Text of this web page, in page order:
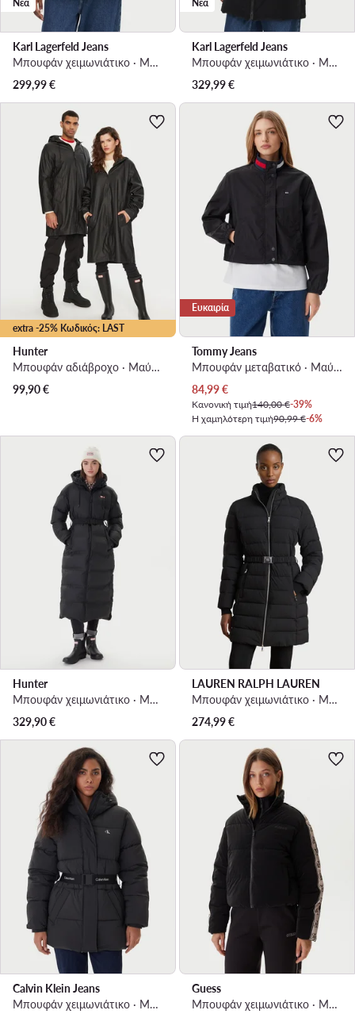
Νέα
Karl Lagerfeld Jeans
Μπουφάν χειμωνιάτικο · Μαύρο
299,99€
Νέα
Karl Lagerfeld Jeans
Μπουφάν χειμωνιάτικο · Μαύρο
329,99€
extra -25% Κωδικός: LAST
Hunter
Μπουφάν αδιάβροχο · Μαύρο
99,90€
Ευκαιρία
Tommy Jeans
Μπουφάν μεταβατικό · Μαύρο
Τρέχουσα τιμή
84,99€
Κανονική τιμή140,00 €-39%
Η χαμηλότερη τιμή90,99 €-6%
Hunter
Μπουφάν χειμωνιάτικο · Μαύρο
329,90€
LAUREN RALPH LAUREN
Μπουφάν χειμωνιάτικο · Μαύρο
274,99€
Calvin Klein Jeans
Μπουφάν χειμωνιάτικο · Μαύρο
Guess
Μπουφάν χειμωνιάτικο · Μαύρο